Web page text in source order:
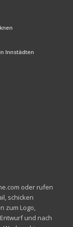
Innstädten
oder rufen
schicken
zum Logo,
und nach